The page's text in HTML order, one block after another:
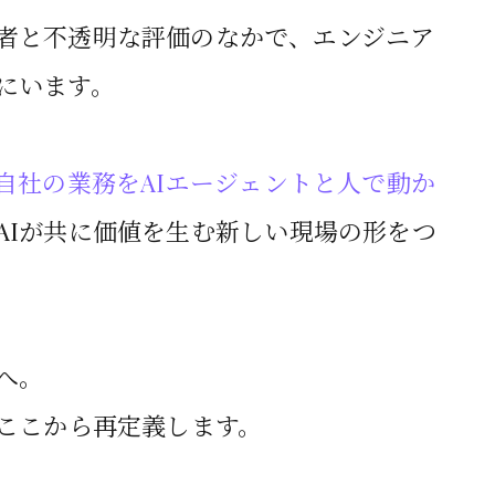
と不透明な評価のなかで、エンジニア
ます。
社の業務をAIエージェントと人で動か
が共に価値を生む新しい現場の形をつ
。
から再定義します。